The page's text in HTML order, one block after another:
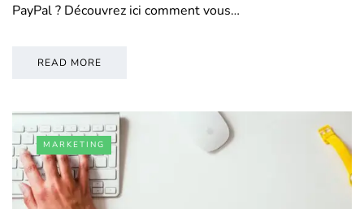
PayPal ? Découvrez ici comment vous…
READ MORE
MARKETING